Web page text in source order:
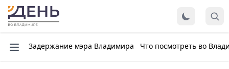
Задержание мэра Владимира Что посмотреть во